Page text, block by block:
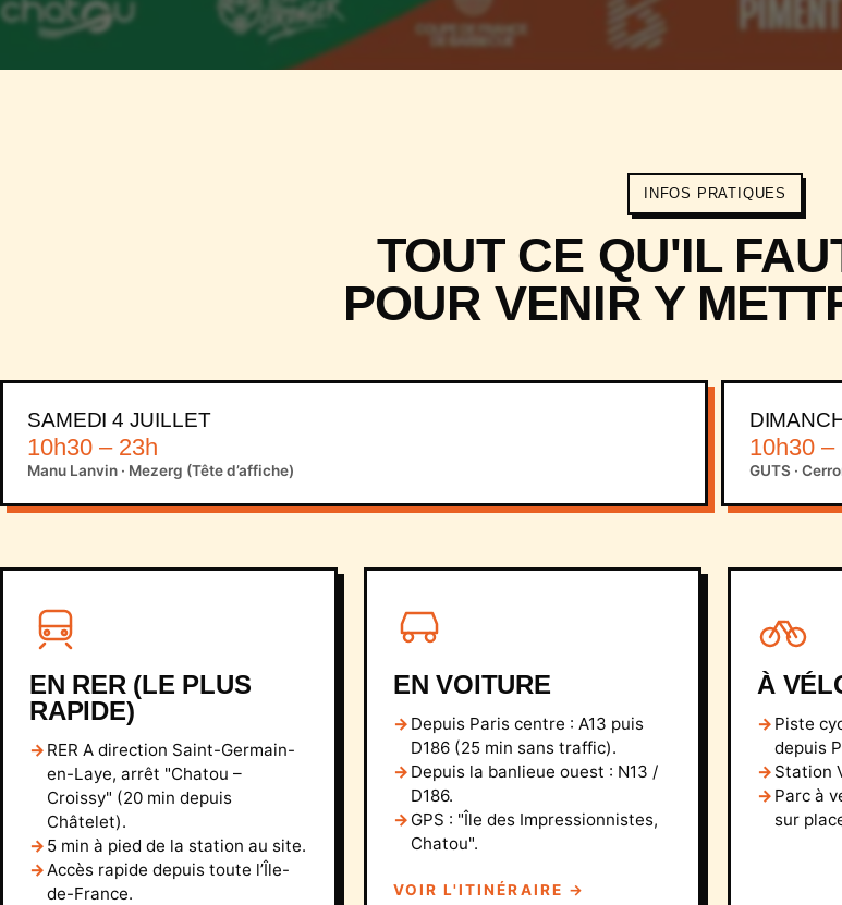
INFOS PRATIQUES
TOUT CE QU'IL
POUR VENIR Y
SAMEDI 4 JUILLET
10h30 – 23h
Manu Lanvin · Mezerg (Tête d’affiche)
10h30 –
GUTS ·
EN RER (LE PLUS
RAPIDE)
RER A direction Saint-Germain-
en-Laye, arrêt "Chatou –
Croissy" (20 min depuis
Châtelet).
5 min à pied de la station au site.
Accès rapide depuis toute l’Île-
de-France.
EN VOITURE
Depuis Paris centre : A13 puis
D186 (25 min sans traffic).
Depuis la banlieue ouest : N13 /
D186.
GPS : "Île des Impressionnistes,
Chatou".
VOIR L'ITINÉRAIRE →
À
Piste
depuis
Station
Parc à
sur